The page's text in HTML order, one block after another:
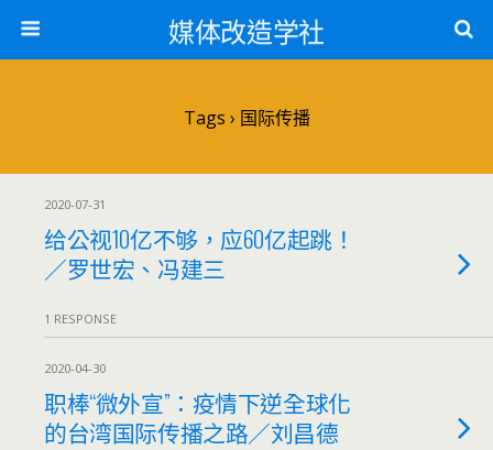
媒体改造学社
Tags › 国际传播
2020-07-31
给公视10亿不够，应60亿起跳！
／罗世宏、冯建三
1 RESPONSE
2020-04-30
职棒“微外宣”：疫情下逆全球化
的台湾国际传播之路／刘昌德